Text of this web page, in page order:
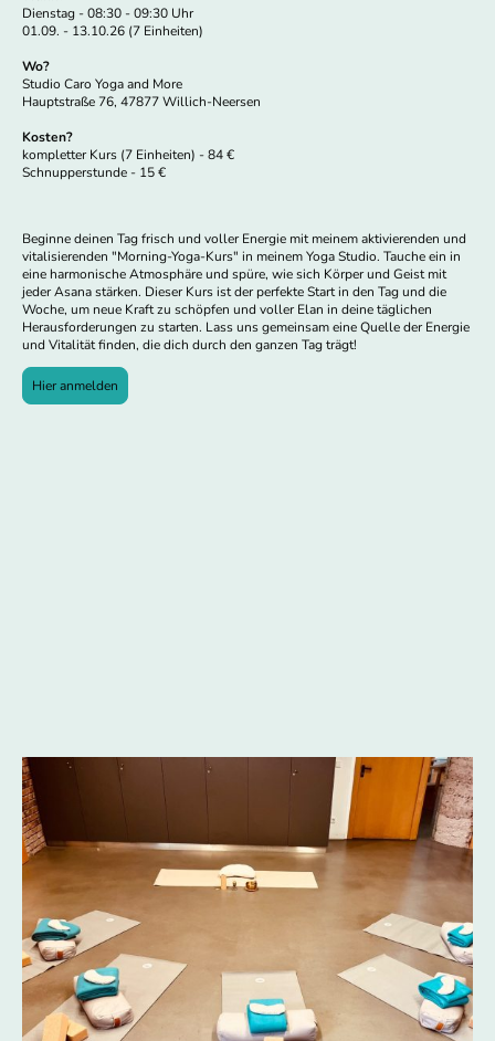
Dienstag - 08:30 - 09:30 Uhr
01.09. - 13.10.26 (7 Einheiten)
Wo?
Studio Caro Yoga and More
Hauptstraße 76, 47877 Willich-Neersen
Kosten?
kompletter Kurs (7 Einheiten) - 84 €
Schnupperstunde - 15 €
Beginne deinen Tag frisch und voller Energie mit meinem aktivierenden und
vitalisierenden "Morning-Yoga-Kurs" in meinem Yoga Studio. Tauche ein in
eine harmonische Atmosphäre und spüre, wie sich Körper und Geist mit
jeder Asana stärken. Dieser Kurs ist der perfekte Start in den Tag und die
Woche, um neue Kraft zu schöpfen und voller Elan in deine täglichen
Herausforderungen zu starten. Lass uns gemeinsam eine Quelle der Energie
und Vitalität finden, die dich durch den ganzen Tag trägt!
Hier anmelden